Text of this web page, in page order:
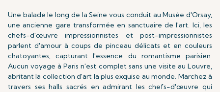
Une balade le long de la Seine vous conduit au Musée d'Orsay,
une ancienne gare transformée en sanctuaire de l'art. Ici, les
chefs-d'œuvre impressionnistes et post-impressionnistes
parlent d'amour à coups de pinceau délicats et en couleurs
chatoyantes, capturant l'essence du romantisme parisien.
Aucun voyage à Paris n'est complet sans une visite au Louvre,
abritant la collection d'art la plus exquise au monde. Marchez à
travers ses halls sacrés en admirant les chefs-d'œuvre qui